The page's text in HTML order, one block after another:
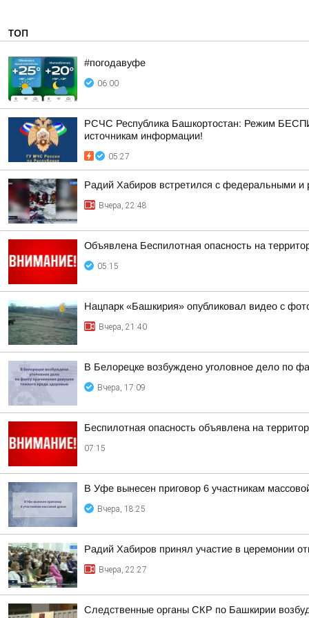
ТОП
#погодавуфе
06:00
РСЧС Республика Башкортостан: Режим
источникам информации!
05:27
Радий Хабиров встретился с федеральными и
Вчера, 22:48
Объявлена Беспилотная опасность на
05:15
Нацпарк «Башкирия» опубликовал видео с
Вчера, 21:40
В Белорецке возбуждено уголовное дело по
Вчера, 17:09
Беспилотная опасность объявлена на
07:15
В Уфе вынесен приговор 6 участникам
Вчера, 18:25
Радий Хабиров принял участие в церемонии
Вчера, 22:27
Следственные органы СКР по Башкирии